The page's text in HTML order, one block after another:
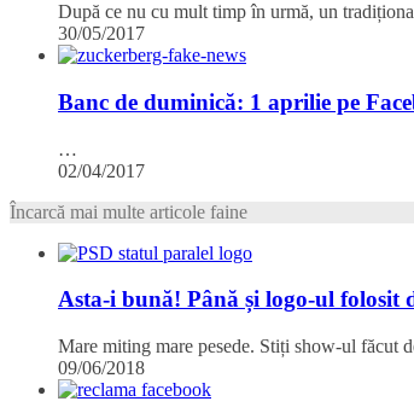
După ce nu cu mult timp în urmă, un
30/05/2017
Banc de duminică: 1 aprilie pe
…
02/04/2017
Încarcă mai multe articole faine
Asta-i bună! Până și logo-ul folosit
Mare miting mare pesede. Stiți show-ul făcut
09/06/2018